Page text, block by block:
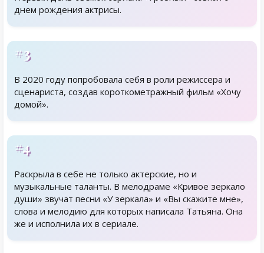
днем рождения актрисы.
#3
В 2020 году попробовала себя в роли режиссера и
сценариста, создав короткометражный фильм «Хочу
домой».
#4
Раскрыла в себе не только актерские, но и
музыкальные таланты. В мелодраме «Кривое зеркало
души» звучат песни «У зеркала» и «Вы скажите мне»,
слова и мелодию для которых написала Татьяна. Она
же и исполнила их в сериале.